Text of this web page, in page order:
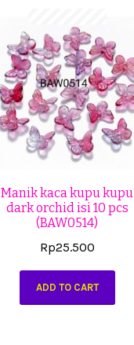
Manik kaca kupu kupu
dark orchid isi 10 pcs
(BAW0514)
Rp25.500
ADD TO CART